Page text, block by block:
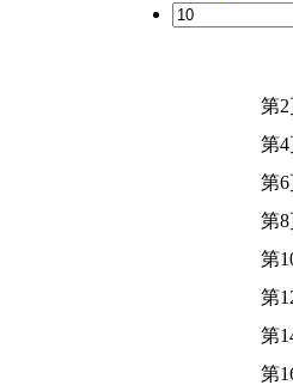
第2
第4
第6
第8
第
第
第
第